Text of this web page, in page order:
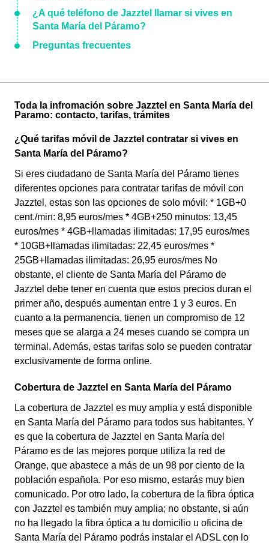
¿A qué teléfono de Jazztel llamar si vives en
Santa María del Páramo?
Preguntas frecuentes
Toda la infromación sobre Jazztel en Santa María del
Paramo: contacto, tarifas, trámites
¿Qué tarifas móvil de Jazztel contratar si vives en
Santa María del Páramo?
Si eres ciudadano de Santa María del Páramo tienes
diferentes opciones para contratar tarifas de móvil con
Jazztel, estas son las opciones de solo móvil: * 1GB+0
cent./min: 8,95 euros/mes * 4GB+250 minutos: 13,45
euros/mes * 4GB+llamadas ilimitadas: 17,95 euros/mes
* 10GB+llamadas ilimitadas: 22,45 euros/mes *
25GB+llamadas ilimitadas: 26,95 euros/mes No
obstante, el cliente de Santa María del Páramo de
Jazztel debe tener en cuenta que estos precios duran el
primer año, después aumentan entre 1 y 3 euros. En
cuanto a la permanencia, tienen un compromiso de 12
meses que se alarga a 24 meses cuando se compra un
terminal. Además, estas tarifas solo se pueden contratar
exclusivamente de forma online.
Cobertura de Jazztel en Santa María del Páramo
La cobertura de Jazztel es muy amplia y está disponible
en Santa María del Páramo para todos sus habitantes. Y
es que la cobertura de Jazztel en Santa María del
Páramo es de las mejores porque utiliza la red de
Orange, que abastece a más de un 98 por ciento de la
población española. Por eso mismo, estarás muy bien
comunicado. Por otro lado, la cobertura de la fibra óptica
con Jazztel es también muy amplia; no obstante, si aún
no ha llegado la fibra óptica a tu domicilio u oficina de
Santa María del Páramo podrás instalar el ADSL con lo